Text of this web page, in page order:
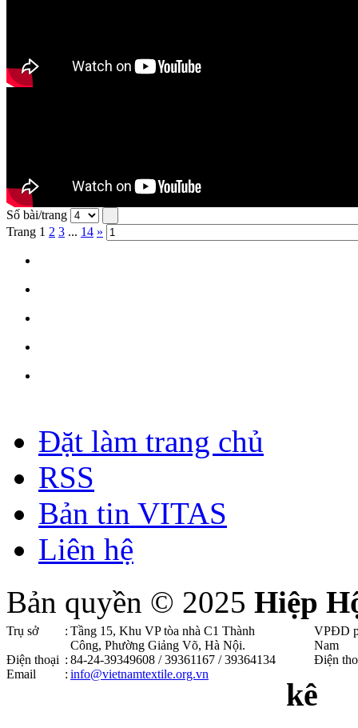
Số bài/trang
Trang 1 2 3 ... 14 »
Đặt làm trang chủ
RSS
Bản tin VITAS
Liên hệ
Bản quyền © 2025 Hiệp
Trụ sở : Tầng 15, Khu VP tòa nhà C1 Thành
Công, Phường Giảng Võ, Hà Nội .
Điện thoại : 84-24-39349608 / 39361167 / 39364134
Email
: info@vietnamtextile.org.vn
VPĐD
Nam
Điện
kê